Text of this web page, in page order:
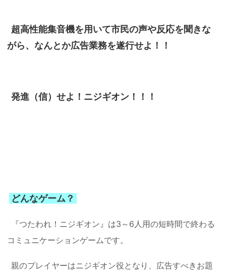
超高性能集音機を用いて市民の声や反応を聞きな
がら、なんとか広告業務を遂行せよ！！
発進（信）せよ！ニジギオン！！！
どんなゲーム？
『つたわれ！ニジギオン』は3～6人用の短時間で終わる
コミュニケーションゲームです。
親のプレイヤーはニジギオン役となり、広告すべきお題